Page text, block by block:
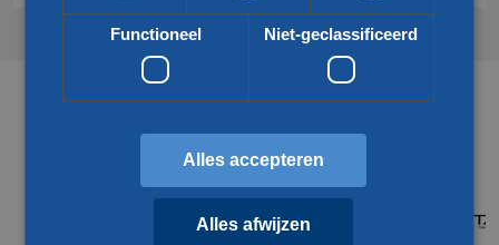
Functioneel Niet-geclassificeerd
Alles accepteren
Alles afwijzen